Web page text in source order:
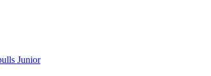
Junior